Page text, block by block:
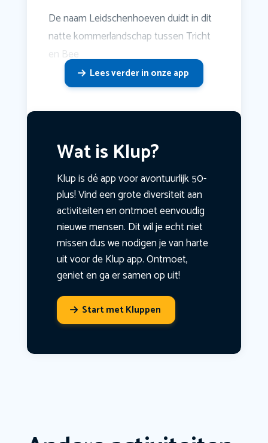
De naam Leidschenhoeven duidt in dit
natte kommerlandschap tussen Tricht
en Bee
Lees verder in onze app
Wat is Klup?
Klup is dé app voor avontuurlijk 50-
plus! Vind een grote diversiteit aan
activiteiten en ontmoet eenvoudig
nieuwe mensen. Dit wil je echt niet
missen dus we nodigen je van harte
uit voor de Klup app. Ontmoet,
geniet en ga er samen op uit!
Start met Kluppen